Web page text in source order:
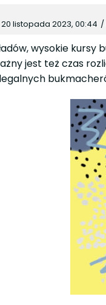
20 listopada 2023, 00:44 /
wysokie
jest też czas